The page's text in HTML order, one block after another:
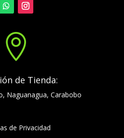

de Tienda:
Naguanagua, Carabobo
de Privacidad